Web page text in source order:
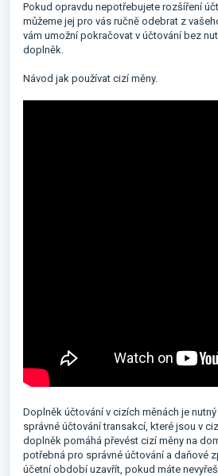
Pokud opravdu nepotřebujete rozšíření
můžeme jej pro vás ručně odebrat z
vám umožní pokračovat v účtování bez
doplněk.
Návod jak používat cizí měny.
Doplněk účtování v cizích měnách je
správné účtování transakcí, které jsou v
doplněk pomáhá převést cizí měny na
potřebná pro správné účtování a daňové
účetní období uzavřít, pokud máte